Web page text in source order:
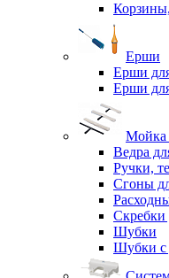
Ерши
Ерши
Ерши
Мойка
Ведра
Ручки,
Сгоны
Скребки
Шубки
Шубки с